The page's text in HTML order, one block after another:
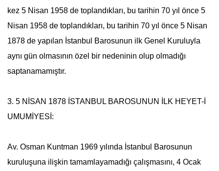
kez 5 Nisan 1958 de toplandıkları, bu tarihin 70 yıl önce 5
Nisan 1958 de toplandıkları, bu tarihin 70 yıl önce 5 Nisan
1878 de yapılan İstanbul Barosunun ilk Genel Kuruluyla
aynı gün olmasının özel bir nedeninin olup olmadığı
saptanamamıştır.
3. 5 NİSAN 1878 İSTANBUL BAROSUNUN İLK HEYET-İ
UMUMİYESİ:
Av. Osman Kuntman 1969 yılında İstanbul Barosunun
kuruluşuna ilişkin tamamlayamadığı çalışmasını, 4 Ocak